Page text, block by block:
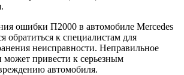
ошибки П2000 в автомобиле Mercedes
обратиться к специалистам для
неисправности. Неправильное
привести к серьезным
автомобиля.